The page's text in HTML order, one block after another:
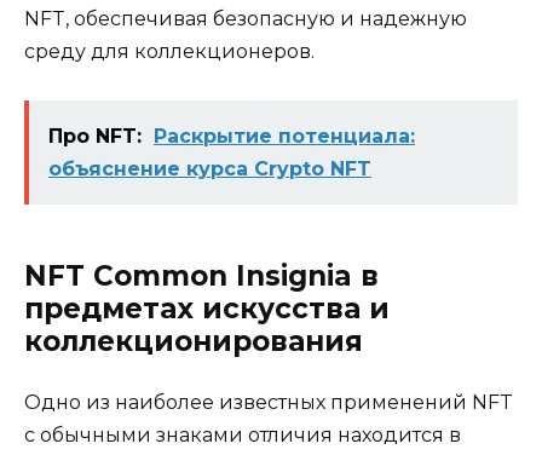
NFT, обеспечивая безопасную и надежную
среду для коллекционеров.
Про NFT: Раскрытие потенциала:
объяснение курса Crypto NFT
NFT Common Insignia в
предметах искусства и
коллекционирования
Одно из наиболее известных применений NFT
с обычными знаками отличия находится в